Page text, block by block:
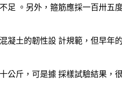
。另外，箍筋應採一百卅五
土的韌性設 計規範，但早年
斤，可是據 採樣試驗結果，